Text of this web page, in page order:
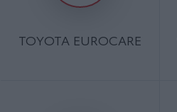
TOYOTA EUROCARE